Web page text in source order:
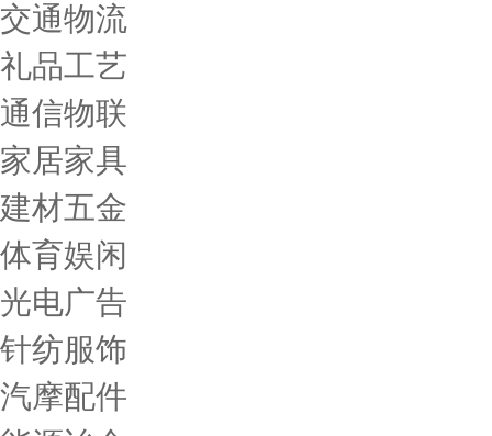
交通物流
礼品工艺
通信物联
家居家具
建材五金
体育娱闲
光电广告
针纺服饰
汽摩配件